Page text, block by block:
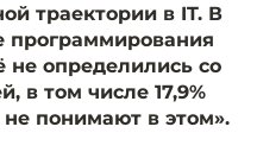
траектории в IT. В
программирования
определились со
в том числе 17,9%
не понимают в этом».